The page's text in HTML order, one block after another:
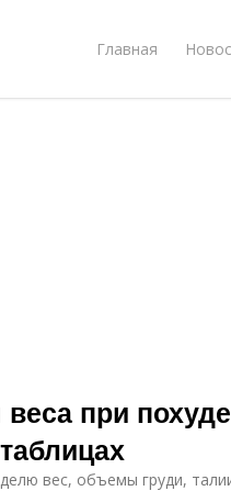
Главная
при
вес, объемы груди,